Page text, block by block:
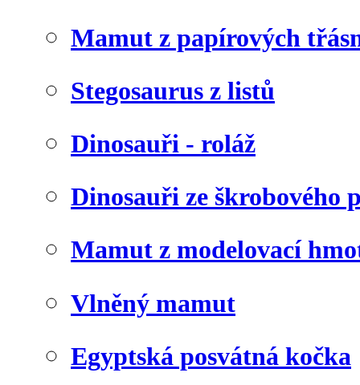
Mamut z papírových
Stegosaurus z listů
Dinosauři - roláž
Dinosauři ze škrobového
Mamut z modelovací
Vlněný mamut
Egyptská posvátná kočka